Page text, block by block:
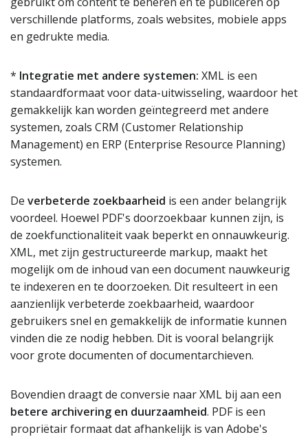
verschillende platforms, zoals websites, mobiele apps
en gedrukte media.
* Integratie met andere systemen: XML is een
standaardformaat voor data-uitwisseling, waardoor het
gemakkelijk kan worden geïntegreerd met andere
systemen, zoals CRM (Customer Relationship
Management) en ERP (Enterprise Resource Planning)
systemen.
De verbeterde zoekbaarheid is een ander belangrijk
voordeel. Hoewel PDF's doorzoekbaar kunnen zijn, is
de zoekfunctionaliteit vaak beperkt en onnauwkeurig.
XML, met zijn gestructureerde markup, maakt het
mogelijk om de inhoud van een document nauwkeurig
te indexeren en te doorzoeken. Dit resulteert in een
aanzienlijk verbeterde zoekbaarheid, waardoor
gebruikers snel en gemakkelijk de informatie kunnen
vinden die ze nodig hebben. Dit is vooral belangrijk
voor grote documenten of documentarchieven.
Bovendien draagt de conversie naar XML bij aan een
betere archivering en duurzaamheid. PDF is een
propriëtair formaat dat afhankelijk is van Adobe's